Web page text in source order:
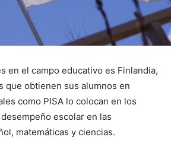
en el campo educativo es Finlandia,
que obtienen sus alumnos en
como PISA lo colocan en los
escolar en las
matemáticas y ciencias.